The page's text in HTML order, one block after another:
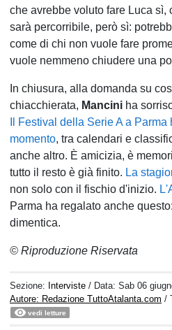
che avrebbe voluto fare Luca
sarà percorribile, però sì:
come di chi non vuole fare
vuole nemmeno chiudere una
In chiusura, alla domanda su
chiacchierata, Mancini ha
Il Festival della Serie A a
momento, tra calendari e
anche altro. È amicizia, è
tutto il resto è già finito. La
non solo con il fischio d'inizio.
Parma ha regalato anche
dimentica.
© Riproduzione Riservata
Sezione: Interviste / Data:Sab 06
Autore: Redazione TuttoAtalanta.com /
vedi letture